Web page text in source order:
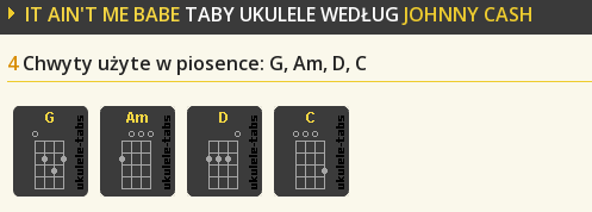
IT AIN'T ME BABE TABY UKULELE WEDŁUG JOHNNY CASH
4 Chwyty użyte w piosence: G, Am, D, C